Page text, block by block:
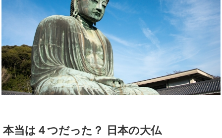
本当は４つだった？ 日本の大仏